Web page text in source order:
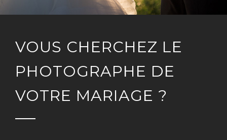
VOUS CHERCHEZ LE
PHOTOGRAPHE DE
VOTRE MARIAGE ?